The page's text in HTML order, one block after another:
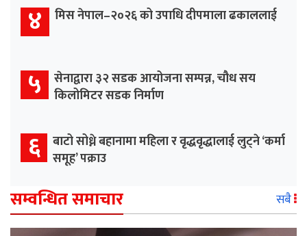
४ मिस नेपाल–२०२६ को उपाधि दीपमाला ढकाललाई
५ सेनाद्वारा ३२ सडक आयोजना सम्पन्न, चौध सय
किलोमिटर सडक निर्माण
६ बाटो सोध्ने बहानामा महिला र वृद्धवृद्धालाई लुट्ने ‘कर्मा
समूह’ पक्राउ
सम्वन्धित समाचार सबै